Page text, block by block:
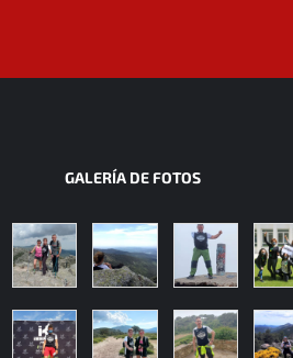
GALERÍA DE FOTOS